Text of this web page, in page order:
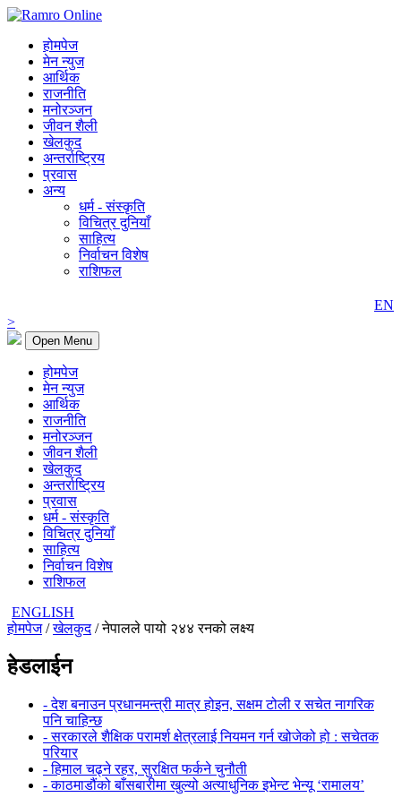
होमपेज
मेन न्युज
आर्थिक
राजनीति
मनोरञ्जन
जीवन शैली
खेलकुद
अन्तर्राष्ट्रिय
प्रवास
अन्य
धर्म - संस्कृति
विचित्र दुनियाँ
साहित्य
निर्वाचन विशेष
राशिफल
EN
>
Open Menu
होमपेज
मेन न्युज
आर्थिक
राजनीति
मनोरञ्जन
जीवन शैली
खेलकुद
अन्तर्राष्ट्रिय
प्रवास
धर्म - संस्कृति
विचित्र दुनियाँ
साहित्य
निर्वाचन विशेष
राशिफल
ENGLISH
होमपेज/खेलकुद/ नेपालले पायो २४४ रनको लक्ष्य
हेडलाईन
- देश बनाउन प्रधानमन्त्री मात्र होइन, सक्षम टोली र सचेत नागरिक
पनि चाहिन्छ
- सरकारले शैक्षिक परामर्श क्षेत्रलाई नियमन गर्न खोजेको हो : सचेतक
परियार
- हिमाल चढ्ने रहर, सुरक्षित फर्कने चुनौती
- काठमाडौंको बाँसबारीमा खुल्यो अत्याधुनिक इभेन्ट भेन्यू ‘रामालय’